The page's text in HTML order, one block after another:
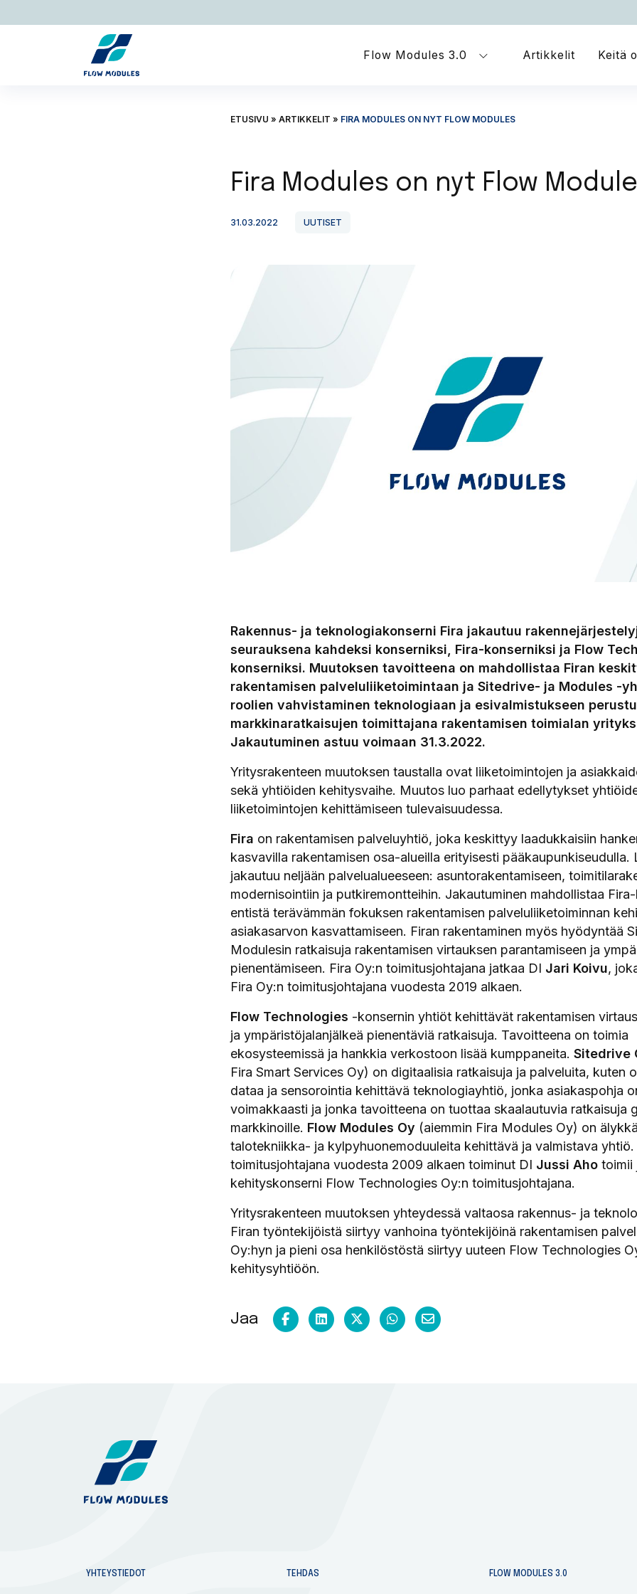
Flow Modules 3.0 Avaa pudotusvalikko
Artikkelit Keitä
ETUSIVU » ARTIKKELIT » FIRA MODULES ON NYT FLOW MODULES
Fira Modules on nyt Flow
31.03.2022 UUTISET
Rakennus- ja teknologiakonserni Fira jakautuu
seurauksena kahdeksi konserniksi, Fira-konserniksi ja Flow
konserniksi. Muutoksen tavoitteena on mahdollistaa Firan
rakentamisen palveluliiketoimintaan ja Sitedrive- ja Modules -
roolien vahvistaminen teknologiaan ja esivalmistukseen
markkinaratkaisujen toimittajana rakentamisen toimialan
Jakautuminen astuu voimaan 31.3.2022.
Yritysrakenteen muutoksen taustalla ovat liiketoimintojen ja
sekä yhtiöiden kehitysvaihe. Muutos luo parhaat edellytykset
liiketoimintojen kehittämiseen tulevaisuudessa.
Fira on rakentamisen palveluyhtiö, joka keskittyy laadukkaisiin
kasvavilla rakentamisen osa-alueilla erityisesti pääkaupunkiseudulla.
jakautuu neljään palvelualueeseen: asuntorakentamiseen,
modernisointiin ja putkiremontteihin. Jakautuminen mahdollistaa
entistä terävämmän fokuksen rakentamisen palveluliiketoiminnan
asiakasarvon kasvattamiseen. Firan rakentaminen myös hyödyntää
Modulesin ratkaisuja rakentamisen virtauksen parantamiseen ja
pienentämiseen. Fira Oy:n toimitusjohtajana jatkaa DI Jari Koivu,
Fira Oy:n toimitusjohtajana vuodesta 2019 alkaen.
Flow Technologies -konsernin yhtiöt kehittävät rakentamisen
ja ympäristöjalanjälkeä pienentäviä ratkaisuja. Tavoitteena on toimia
ekosysteemissä ja hankkia verkostoon lisää kumppaneita. Sitedrive
Fira Smart Services Oy) on digitaalisia ratkaisuja ja palveluita, kuten
dataa ja sensorointia kehittävä teknologiayhtiö, jonka asiakaspohja
voimakkaasti ja jonka tavoitteena on tuottaa skaalautuvia ratkaisuja
markkinoille. Flow Modules Oy (aiemmin Fira Modules Oy) on
talotekniikka- ja kylpyhuonemoduuleita kehittävä ja valmistava
toimitusjohtajana vuodesta 2009 alkaen toiminut DI Jussi Aho toimii
kehityskonserni Flow Technologies Oy:n toimitusjohtajana.
Yritysrakenteen muutoksen yhteydessä valtaosa rakennus- ja
Firan työntekijöistä siirtyy vanhoina työntekijöinä rakentamisen
Oy:hyn ja pieni osa henkilöstöstä siirtyy uuteen Flow Technologies
kehitysyhtiöön.
Jaa Jaa Facekookiin
Share on LinkedIn
Jaa TwitteriinJaa WhatsAppiin
YHTEYSTIEDOT TEHDAS FLOW MODULES 3.0